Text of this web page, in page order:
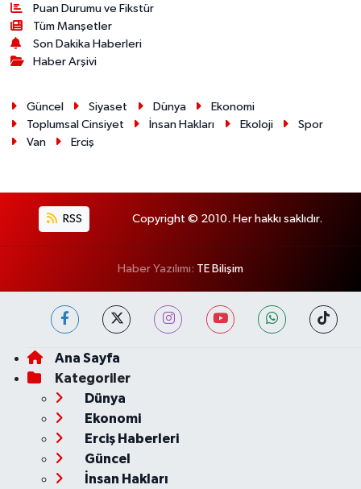
Puan Durumu ve Fikstür
Tüm Manşetler
Son Dakika Haberleri
Haber Arşivi
Güncel Siyaset Dünya
Ekonomi
Toplumsal Cinsiyet
İnsan Hakları Ekoloji
Spor
Van
Erciş
RSS Copyright © 2010. Her hakkı saklıdır.
Haber Yazılımı: TE Bilişim
Ana Sayfa
Kategoriler
Dünya
Ekonomi
Erciş Haberleri
Güncel
İnsan Hakları